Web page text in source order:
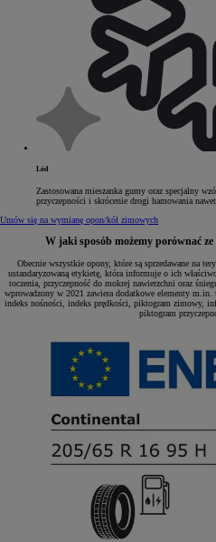
Lód
Zastosowana mieszanka gumy oraz specjalny
przyczepności i skrócenie drogi hamowania
Umów się na wymianę opon/kół zimowych
W jaki sposób możemy porównać
Obecnie wszystkie opony, które są sprzedawane na
ustandaryzowaną etykietę, która informuje o ich
toczenia, przyczepność do mokrej nawierzchni oraz
wprowadzony w 2021 zawiera dodatkowe elementy
indeks nośności, indeks prędkości, piktogram zimowy,
piktogram